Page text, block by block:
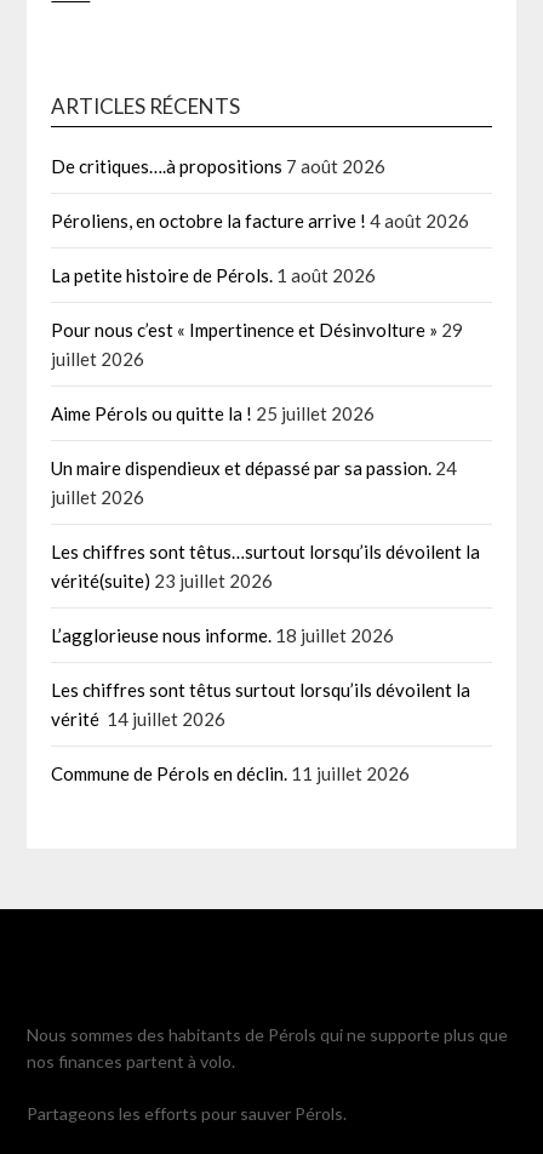
ARTICLES RÉCENTS
De critiques….à propositions 7 août 2026
Péroliens, en octobre la facture arrive ! 4 août 2026
La petite histoire de Pérols. 1 août 2026
Pour nous c’est « Impertinence et Désinvolture » 29
juillet 2026
Aime Pérols ou quitte la ! 25 juillet 2026
Un maire dispendieux et dépassé par sa passion. 24
juillet 2026
Les chiffres sont têtus…surtout lorsqu’ils dévoilent la
vérité(suite) 23 juillet 2026
L’agglorieuse nous informe. 18 juillet 2026
Les chiffres sont têtus surtout lorsqu’ils dévoilent la
vérité 14 juillet 2026
Commune de Pérols en déclin. 11 juillet 2026
Nous sommes des habitants de Pérols qui ne supporte plus que
nos finances partent à volo.
Partageons les efforts pour sauver Pérols.